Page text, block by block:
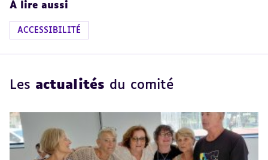
À lire aussi
ACCESSIBILITÉ
Les actualités du comité